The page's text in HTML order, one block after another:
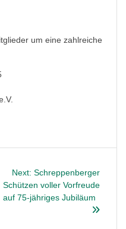
um eine zahlreiche
Next: Next
post:
Schreppenberger
Schützen voller Vorfreude
auf 75-jähriges Jubiläum